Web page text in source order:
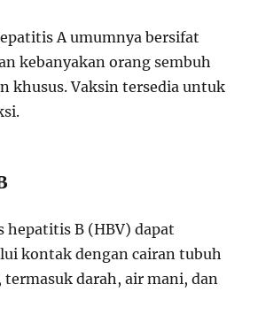
A umumnya bersifat
kebanyakan orang sembuh
khusus. Vaksin tersedia untuk
hepatitis B (HBV) dapat
kontak dengan cairan tubuh
darah, air mani, dan